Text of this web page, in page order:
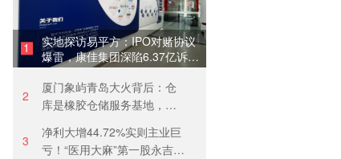
1
实地探访易平方：IPO对赌协议
爆雷，康佳集团深陷6.37亿诉讼
泥潭
2
厦门象屿青岛大火背后：仓
库是橡胶仓储服务基地，当
进行安全管理培训
3
净利大增44.72%实则主业巨
亏！“医用大麻”第一股永吉股